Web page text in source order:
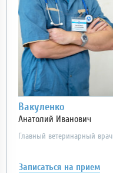
Вакуленко
Анатолий Иванович
Главный ветеринарный врач
Записаться на прием